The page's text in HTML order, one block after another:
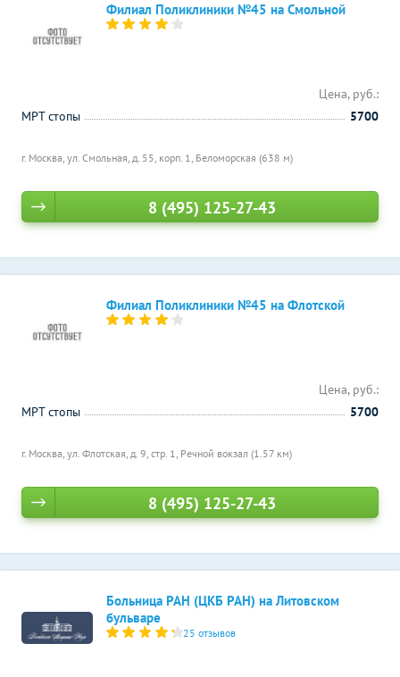
Филиал Поликлиники №45 на Смольной
г. Москва, ул. Смольная, д. 55, корп. 1, Беломорская (638 м)
Цена, руб.:
МРТ стопы
5700
8 (495) 125-27-43
Филиал Поликлиники №45 на Флотской
г. Москва, ул. Флотская, д. 9, стр. 1, Речной вокзал (1.57 км)
Цена, руб.:
МРТ стопы
5700
8 (495) 125-27-43
Больница РАН (ЦКБ РАН) на Литовском
бульваре
25 отзывов